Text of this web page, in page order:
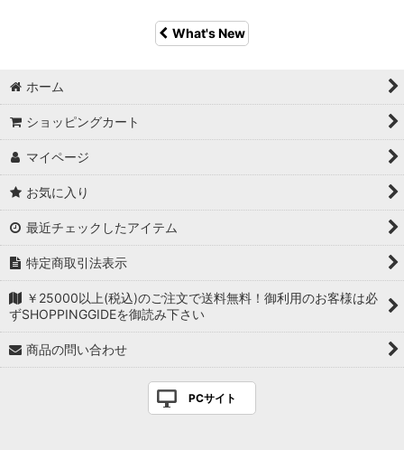
What's New
ホーム
ショッピングカート
マイページ
お気に入り
最近チェックしたアイテム
特定商取引法表示
￥25000以上(税込)のご注文で送料無料！御利用のお客様は必
ずSHOPPINGGIDEを御読み下さい
商品の問い合わせ
PCサイト